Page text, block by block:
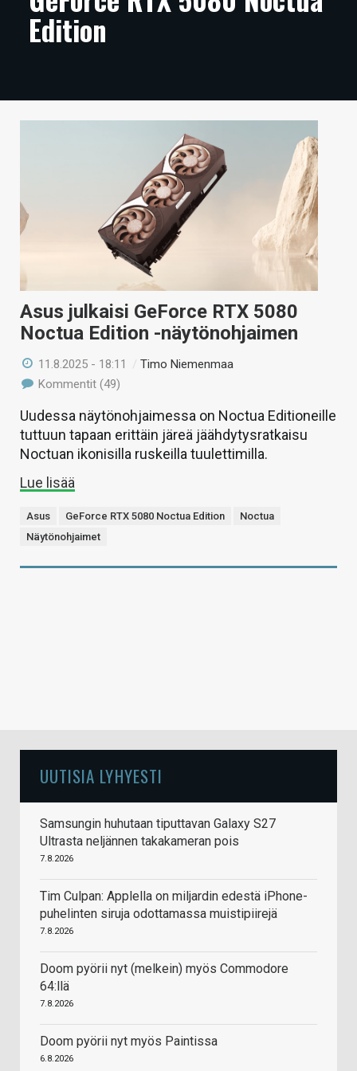
ARTIKKELIT
TIETOA
VAIHDA TEEMA
Edition
Asus julkaisi GeForce RTX 5080
Noctua Edition -näytönohjaimen
11.8.2025 - 18:11 /Timo Niemenmaa
Kommentit (49)
Uudessa näytönohjaimessa on Noctua Editioneille
tuttuun tapaan erittäin järeä jäähdytysratkaisu
Noctuan ikonisilla ruskeilla tuulettimilla.
Lue lisää
Asus GeForce RTX 5080 Noctua Edition
Noctua
Näytönohjaimet
UUTISIA LYHYESTI
Samsungin huhutaan tiputtavan Galaxy S27
Ultrasta neljännen takakameran pois
7.8.2026
Tim Culpan: Applella on miljardin edestä iPhone-
puhelinten siruja odottamassa muistipiirejä
7.8.2026
Doom pyörii nyt (melkein) myös Commodore
64:llä
7.8.2026
Doom pyörii nyt myös Paintissa
6.8.2026